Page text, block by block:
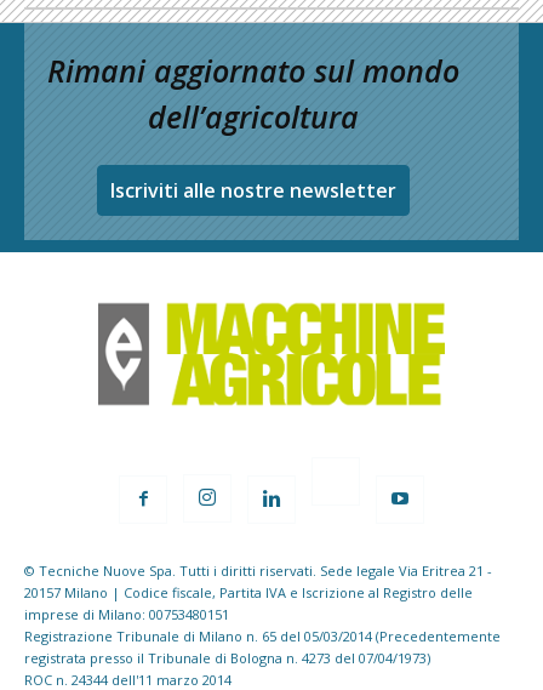
Rimani aggiornato sul mondo
dell’agricoltura
Iscriviti alle nostre newsletter
© Tecniche Nuove Spa. Tutti i diritti riservati. Sede legale Via Eritrea 21 -
20157 Milano | Codice fiscale, Partita IVA e Iscrizione al Registro delle
imprese di Milano: 00753480151
Registrazione Tribunale di Milano n. 65 del 05/03/2014 (Precedentemente
registrata presso il Tribunale di Bologna n. 4273 del 07/04/1973)
ROC n. 24344 dell'11 marzo 2014